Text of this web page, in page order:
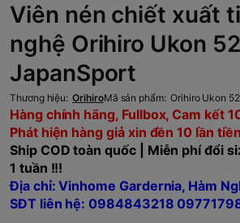
Viên nén chiết xuất
nghệ Orihiro Ukon
JapanSport
Thương hiệu: OrihiroMã sản phẩm: Orihiro Ukon
Hàng chính hãng, Fullbox, Cam kết
Phát hiện hàng giả xin đền 10 lần
Ship COD toàn quốc | Miễn phí đổi
1 tuần !!!
Địa chỉ: Vinhome Gardernia, Hàm
SĐT liên hệ: 0984843218